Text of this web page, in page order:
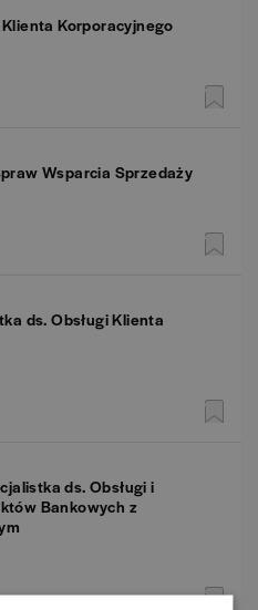
Korporacyjnego
Wsparcia Sprzedaży
ds. Obsługi Klienta
ds. Obsługi i
Bankowych z